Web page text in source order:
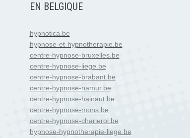
EN BELGIQUE
hypnotica.be
hypnose-et-hypnotherapie.be
centre-hypnose-bruxelles.be
centre-hypnose-liege.be
centre-hypnose-brabant.be
centre-hypnose-namur.be
centre-hypnose-hainaut.be
centre-hypnose-mons.be
centre-hypnose-charleroi.be
hypnose-hypnotherapie-liege.be